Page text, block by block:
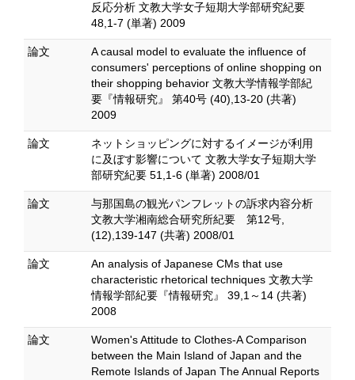
反応分析 文教大学女子短期大学部研究紀要
48,1-7 (単著) 2009
論文
A causal model to evaluate the influence of
consumers' perceptions of online shopping on
their shopping behavior 文教大学情報学部紀
要『情報研究』 第40号 (40),13-20 (共著)
2009
論文
ネットショッピングに対するイメージが利用
に及ぼす影響について 文教大学女子短期大学
部研究紀要 51,1-6 (単著) 2008/01
論文
与那国島の観光パンフレットの訴求内容分析
文教大学湘南総合研究所紀要 第12号,
(12),139-147 (共著) 2008/01
論文
An analysis of Japanese CMs that use
characteristic rhetorical techniques 文教大学
情報学部紀要『情報研究』 39,1～14 (共著)
2008
論文
Women's Attitude to Clothes-A Comparison
between the Main Island of Japan and the
Remote Islands of Japan The Annual Reports